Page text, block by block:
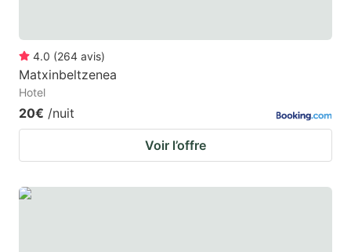
4.0 (264 avis)
Matxinbeltzenea
Hotel
20€ /nuit
Voir l’offre